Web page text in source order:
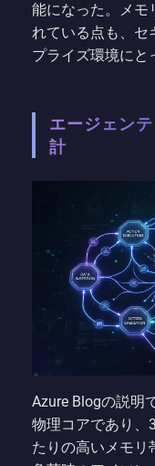
能になった。メモ
れている点も、セ
プライズ環境にと
エージェン
計
Azure Blogの説明
物理コアであり、
たりの高いメモリ